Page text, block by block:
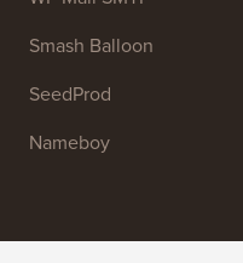
Smash Balloon
SeedProd
Nameboy